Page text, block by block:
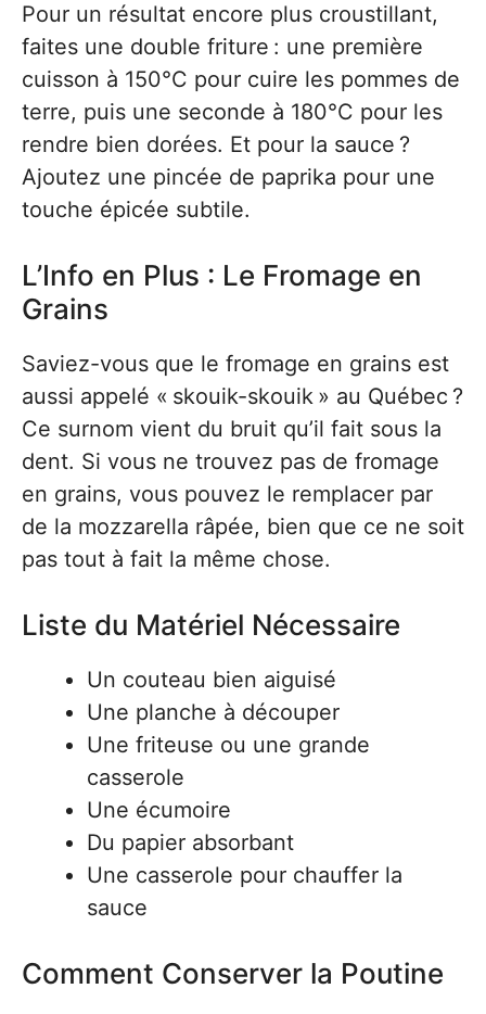
Pour un résultat encore plus croustillant,
faites une double friture : une première
cuisson à 150°C pour cuire les pommes de
terre, puis une seconde à 180°C pour les
rendre bien dorées. Et pour la sauce ?
Ajoutez une pincée de paprika pour une
touche épicée subtile.
L’Info en Plus : Le Fromage en
Grains
Saviez-vous que le fromage en grains est
aussi appelé « skouik-skouik » au Québec ?
Ce surnom vient du bruit qu’il fait sous la
dent. Si vous ne trouvez pas de fromage
en grains, vous pouvez le remplacer par
de la mozzarella râpée, bien que ce ne soit
pas tout à fait la même chose.
Liste du Matériel Nécessaire
Un couteau bien aiguisé
Une planche à découper
Une friteuse ou une grande
casserole
Une écumoire
Du papier absorbant
Une casserole pour chauffer la
sauce
Comment Conserver la Poutine